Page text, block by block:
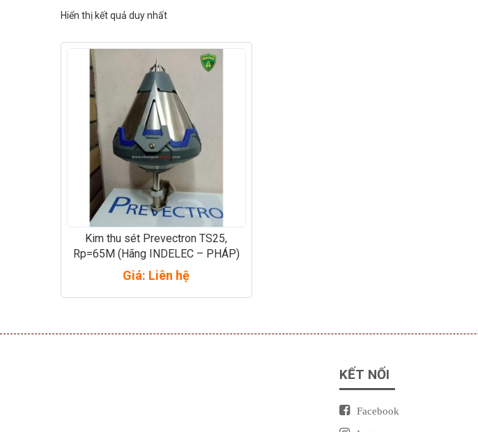
Hiển thị kết quả duy nhất
Kim thu sét Prevectron TS25,
Rp=65M (Hãng INDELEC – PHÁP)
Giá: Liên hệ
KẾT NỐI
Facebook